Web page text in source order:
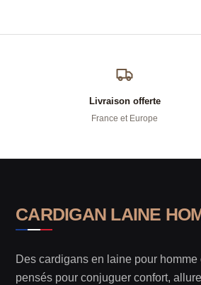
Livraison offerte
France et Europe
CARDIGAN LAINE
Des cardigans en laine pour
pensés pour conjuguer confort,